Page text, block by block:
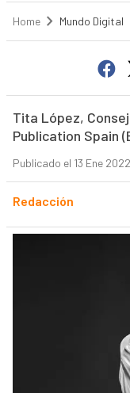
Home Mundo Digital
Tita López,
Publication Spain
Publicado el 13 Ene 2022
Redacción